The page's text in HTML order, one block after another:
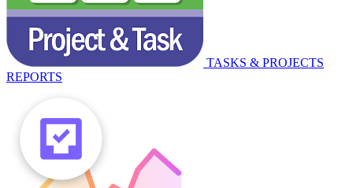
TASKS & PROJECTS
REPORTS